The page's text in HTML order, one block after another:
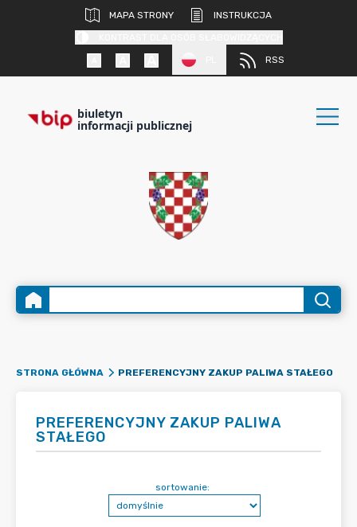
MAPA STRONY
INSTRUKCJA
RSS
biuletyn
informacji publicznej
STRONA GŁÓWNA PREFERENCYJNY ZAKUP PALIWA STAŁEGO
PREFERENCYJNY ZAKUP PALIWA
STAŁEGO
sortowanie: